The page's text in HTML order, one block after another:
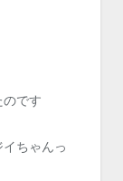
です
ちゃんっ